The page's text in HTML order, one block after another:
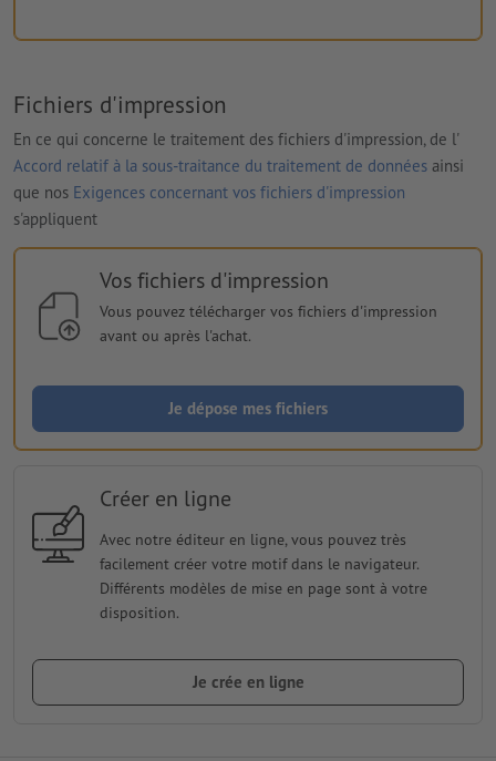
Fichiers d'impression
En ce qui concerne le traitement des fichiers d'impression, de l'
Accord relatif à la sous-traitance du traitement de données ainsi
que nos Exigences concernant vos fichiers d'impression
s'appliquent
Vos fichiers d'impression
Vous pouvez télécharger vos fichiers d'impression
avant ou après l'achat.
Je dépose mes fichiers
Créer en ligne
Avec notre éditeur en ligne, vous pouvez très
facilement créer votre motif dans le navigateur.
Différents modèles de mise en page sont à votre
disposition.
Je crée en ligne